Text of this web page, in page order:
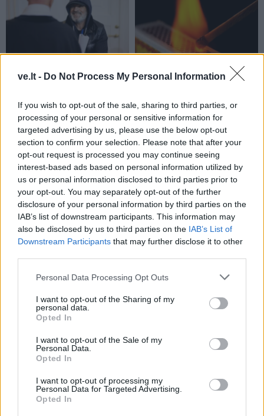
ve.lt - Do Not Process My Personal Information
If you wish to opt-out of the sale, sharing to third parties, or
processing of your personal or sensitive information for
targeted advertising by us, please use the below opt-out
section to confirm your selection. Please note that after your
opt-out request is processed you may continue seeing
interest-based ads based on personal information utilized by
us or personal information disclosed to third parties prior to
your opt-out. You may separately opt-out of the further
disclosure of your personal information by third parties on the
IAB’s list of downstream participants. This information may
also be disclosed by us to third parties on the IAB’s List of
Downstream Participants that may further disclose it to other
Personal Data Processing Opt Outs
I want to opt-out of the Sharing of my
personal data.
Opted In
I want to opt-out of the Sale of my
Personal Data.
Opted In
I want to opt-out of processing my
Personal Data for Targeted Advertising.
Opted In
teisme pareiškė esąs
pacisfistas ir mylintis
taiką
Padegėjas į kiemą tyliai
nušvietė pastatą apėmusi
liepsna
(1)
Kriminalai
Muitininko Dulaičio
Kriminalai
Pamiršo, kad namai jau
nostalgija daiktams
privertė griebtis smurto